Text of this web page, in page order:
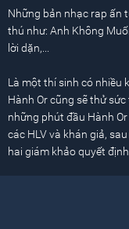
Những bản nhạc rap ấn
thú như: Anh Không
lời dặn,...
Là một thí sinh có nhiều
Hành Or cũng sẽ thử
những phút đầu Hành
các HLV và khán giả,
hai giám khảo quyết